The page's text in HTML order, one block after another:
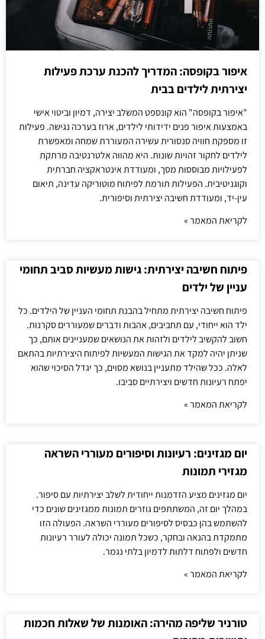
איפור בקופסה: המדריך להכנת ערכת פעילות
יצירתית לילדים בבית
"איפור בקופסה" הוא קונספט המשלב יצירה, דמיון וביטוי אישי
באמצעות איפור פנים ידידותי לילדים, ארוז בערכה נגישה. פעילות
זו מספקת חוויה סנסורית עשירה המעוררת שמחה ומאפשרת
לילדים לחקור זהויות שונות. היא מהווה אלטרנטיבה מרתקת
לפעילויות מבוססות מסך, ומעודדת אינטראקציה חברתית
וקוגניטיבית. הפעילות תורמת לפיתוח מוטוריקה עדינה, תיאום
עין-יד, ומעודדת חשיבה יצירתית וסיפורית.
לקריאת המאמר »
פיתוח חשיבה יצירתית: גישות מעשיות סביב תחומי
עניין של ילדים
פיתוח חשיבה יצירתית מתחיל בהבנת תחומי העניין של הילדים. כל
ילד הוא ייחודי, עם תחביבים, אהבות ודברים שמעוררים סקרנות.
חשוב להקשיב לילדים ולזהות את הנושאים שמעניינים אותם, כך
שניתן יהיה למקד את הגישות המעשיות לפיתוח היצירתיות בהתאם
לאלה. ככל שהילד מתעניין בנושא מסוים, כך יגדל הסיכוי שהוא
יפתח רעיונות חדשים ויצירתיים סביבו.
לקריאת המאמר »
יום מגזינים: רעיונות וסיפורים מעוררי השראה
מגזירי תמונות
יום מגזינים מציע הזדמנות ייחודית לשלב יצירתיות עם סיפור.
במהלך יום זה, המשתתפים גוזרים תמונות ממגזינים שונים כדי
להשתמש בהן כבסיס לסיפורים מעוררי השראה. הפעולה הזו
מתמקדת בהנאה ובחקר, כשכל תמונה יכולה לעורר רעיונות
חדשים ולפתוח דלתות לדמיון בלתי נגמר.
לקריאת המאמר »
טורניר שליפה מהירה: האומנות של שאלות חכמות